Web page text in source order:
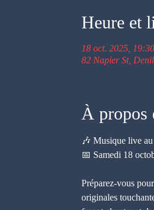
Heure et
18 oct. 2025,
82 Napier St,
À propos
🎶 Musique live
📅 Samedi 18
Préparez-vous
originales